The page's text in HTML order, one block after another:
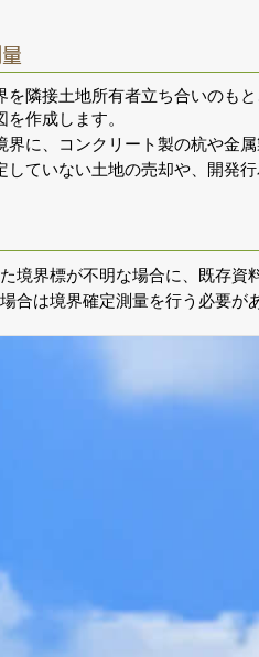
を隣接土地所有者立ち合いのも
を作成します。
界に、コンクリート製の杭や金
していない土地の売却や、開発
境界標が不明な場合に、既存
合は境界確定測量を行う必要が